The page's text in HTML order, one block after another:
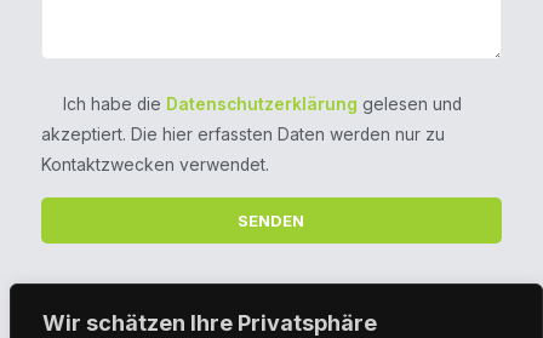
Wir schätzen Ihre Privatsphäre
Ich habe die Datenschutzerklärung gelesen und
akzeptiert. Die hier erfassten Daten werden nur zu
Kontaktzwecken verwendet.